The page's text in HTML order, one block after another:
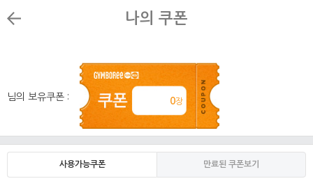
나의 쿠폰
님의 보유쿠폰 : 0장
사용가능쿠폰 만료된 쿠폰보기